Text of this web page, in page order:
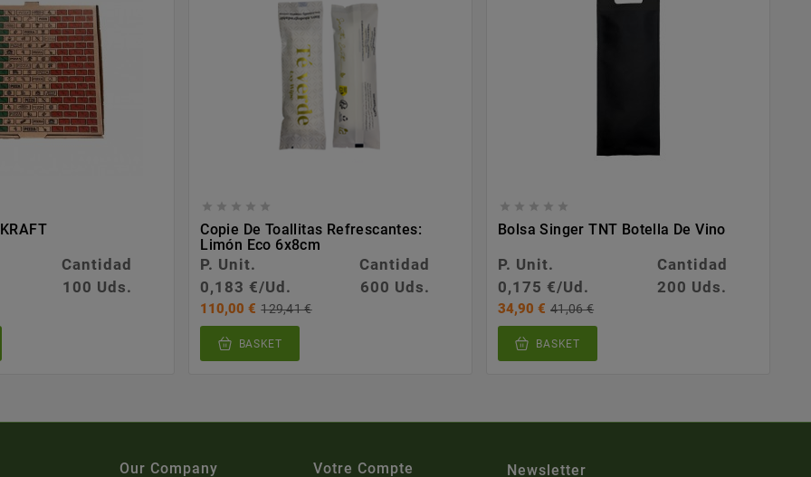
Cantidad
100 Uds.
    
Copie De Toallitas Refrescantes:
Limón Eco 6x8cm
P. Unit.
Cantidad
0,183 €/Ud.
600 Uds.
110,00 € 129,41 €
BASKET
    
Bolsa Singer TNT Botella De Vino
P. Unit.
Cantidad
0,175 €/Ud.
200 Uds.
34,90 € 41,06 €
BASKET
Our Company Votre Compte Newsletter